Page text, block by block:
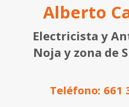
Alberto
Electricista y
Noja y zona de
Teléfono: 661